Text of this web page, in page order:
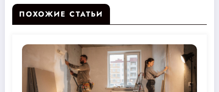
ПОХОЖИЕ СТАТЬИ